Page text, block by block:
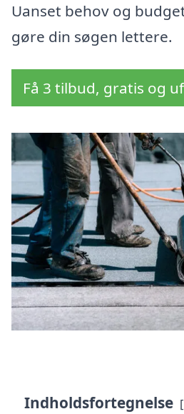
Uanset behov og
gøre din søgen lettere.
Få 3 tilbud, gratis og
Indholdsfortegnelse